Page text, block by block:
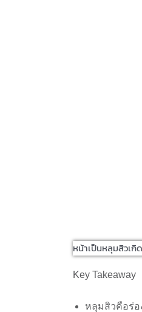
หน้าเป็นหลุมสิวเกิ
Key Takeaway
หลุมสิวคือร่อ